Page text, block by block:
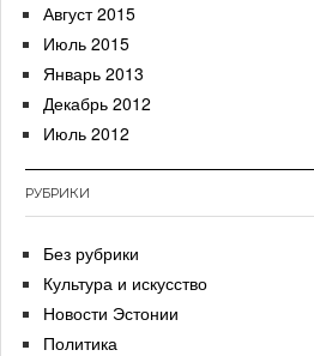
Август 2015
Июль 2015
Январь 2013
Декабрь 2012
Июль 2012
РУБРИКИ
Без рубрики
Культура и искусство
Новости Эстонии
Политика